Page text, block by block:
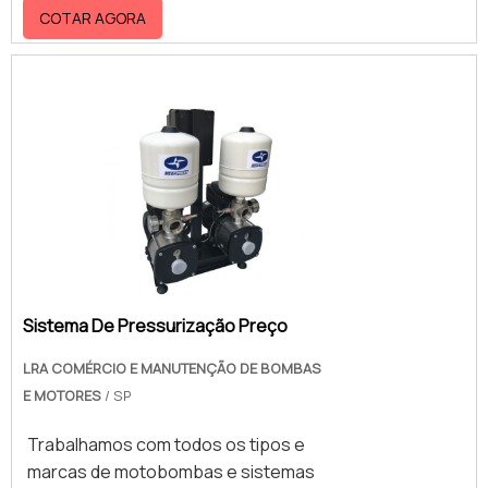
multiestágio, pressurizadoras e de
piscina
COTAR AGORA
Sistema De Pressurização Preço
LRA COMÉRCIO E MANUTENÇÃO DE BOMBAS
E MOTORES / SP
Trabalhamos com todos os tipos e
marcas de motobombas e sistemas